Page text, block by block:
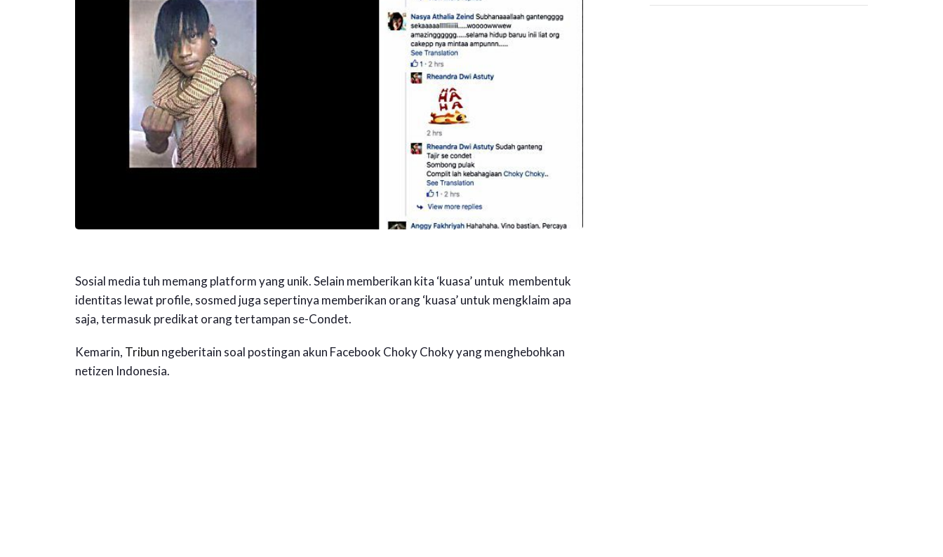
Sosial media tuh memang platform yang unik. Selain memberikan kita ‘kuasa’ untuk membentuk
identitas lewat profile, sosmed juga sepertinya memberikan orang ‘kuasa’ untuk mengklaim apa
saja, termasuk predikat orang tertampan se-Condet.
Kemarin, Tribun ngeberitain soal postingan akun Facebook Choky Choky yang menghebohkan
netizen Indonesia.